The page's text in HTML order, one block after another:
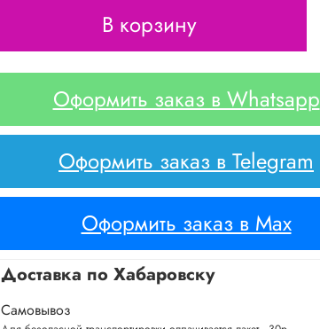
В корзину
Оформить заказ в Whatsapp
Оформить заказ в Telegram
Оформить заказ в Max
Доставка по Хабаровску
Самовывоз